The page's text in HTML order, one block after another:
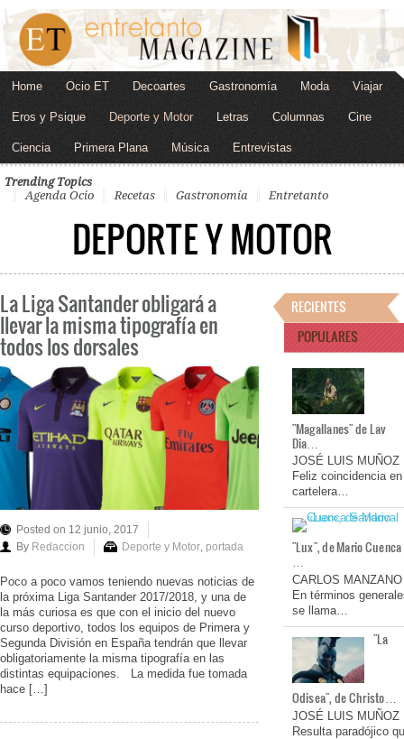
Home Ocio ET Decoartes Gastronomía Moda Viajar
Eros y Psique Deporte y Motor Letras Columnas Cine
Ciencia Primera Plana Música Entrevistas
Trending Topics
Agenda Ocio
Recetas Gastronomía Entretanto
DEPORTE Y MOTOR
La Liga Santander obligará a
llevar la misma tipografía en
todos los dorsales
Posted on 12 junio, 2017
By Redaccion Deporte y Motor, portada
Poco a poco vamos teniendo nuevas noticias de
la próxima Liga Santander 2017/2018, y una de
la más curiosa es que con el inicio del nuevo
curso deportivo, todos los equipos de Primera y
Segunda División en España tendrán que llevar
obligatoriamente la misma tipografía en las
distintas equipaciones. La medida fue tomada
hace […]
RECIENTES
POPULARES
"Magallanes" de Lav
Dia…
JOSÉ LUIS MUÑOZ
Feliz coincidencia en
cartelera…
"Lux", de Mario Cuenca
…
CARLOS MANZANO
En términos
se llama…
"La
Odisea", de Christo…
JOSÉ LUIS MUÑOZ
Resulta paradójico